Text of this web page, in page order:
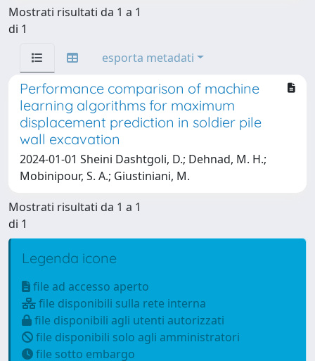
Mostrati risultati da 1 a 1
di 1
esporta metadati
Performance comparison of machine
learning algorithms for maximum
displacement prediction in soldier pile
wall excavation
2024-01-01 Sheini Dashtgoli, D.; Dehnad, M. H.;
Mobinipour, S. A.; Giustiniani, M.
Mostrati risultati da 1 a 1
di 1
Legenda icone
file ad accesso aperto
file disponibili sulla rete interna
file disponibili agli utenti autorizzati
file disponibili solo agli amministratori
file sotto embargo